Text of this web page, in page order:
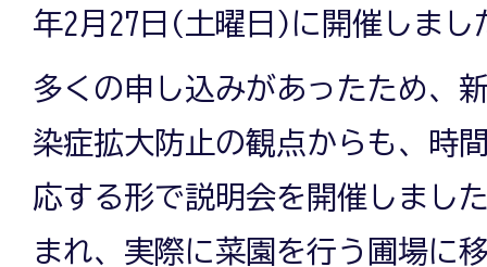
年2月27日(土曜日)に開催しまし
多くの申し込みがあったため、
染症拡大防止の観点からも、時
応する形で説明会を開催しまし
まれ、実際に菜園を行う圃場に